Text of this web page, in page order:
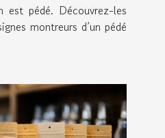
est pédé. Découvrez-les
montreurs d’un pédé